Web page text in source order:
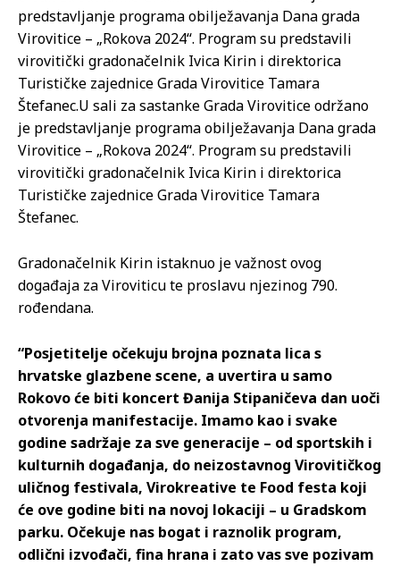
predstavljanje programa obilježavanja Dana grada
Virovitice – „Rokova 2024“. Program su predstavili
virovitički gradonačelnik Ivica Kirin i direktorica
Turističke zajednice Grada Virovitice Tamara
Štefanec.U sali za sastanke Grada Virovitice održano
je predstavljanje programa obilježavanja Dana grada
Virovitice – „Rokova 2024“. Program su predstavili
virovitički gradonačelnik Ivica Kirin i direktorica
Turističke zajednice Grada Virovitice Tamara
Štefanec.
Gradonačelnik Kirin istaknuo je važnost ovog
događaja za Viroviticu te proslavu njezinog 790.
rođendana.
“Posjetitelje očekuju brojna poznata lica s
hrvatske glazbene scene, a uvertira u samo
Rokovo će biti koncert Đanija Stipaničeva dan uoči
otvorenja manifestacije. Imamo kao i svake
godine sadržaje za sve generacije – od sportskih i
kulturnih događanja, do neizostavnog Virovitičkog
uličnog festivala, Virokreative te Food festa koji
će ove godine biti na novoj lokaciji – u Gradskom
parku. Očekuje nas bogat i raznolik program,
odlični izvođači, fina hrana i zato vas sve pozivam